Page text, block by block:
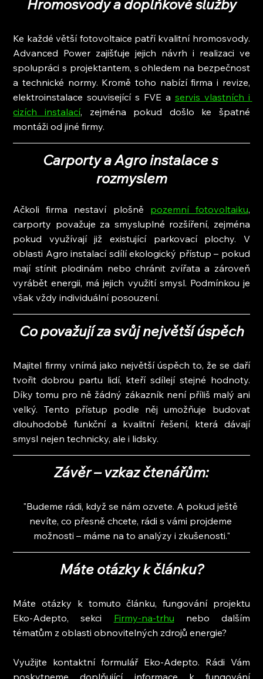
Hromosvody a doplňkové služby
Ke každé větší fotovoltaice patří kvalitní hromosvody.
Advanced Power zajišťuje jejich návrh i realizaci ve
spolupráci s projektantem, s ohledem na bezpečnost
a technické normy. Kromě toho nabízí firma i revize,
elektroinstalace související s FVE a servis vlastních i
cizích instalací, zejména pokud došlo ke špatné
montáži od jiné firmy.
Carporty a Agro instalace s
rozmyslem
Ačkoli firma nestaví plošně pozemní fotovoltaiku,
carporty považuje za smysluplné rozšíření, zejména
pokud využívají již existující parkovací plochy. V
oblasti Agro instalací sdílí ekologický přístup – pokud
mají stínit plodinám nebo chránit zvířata a zároveň
vyrábět energii, má jejich využití smysl. Podmínkou je
však vždy individuální posouzení.
Co považují za svůj největší úspěch
Majitel firmy vnímá jako největší úspěch to, že se daří
tvořit dobrou partu lidí, kteří sdílejí stejné hodnoty.
Díky tomu pro ně žádný zákazník není příliš malý ani
velký. Tento přístup podle něj umožňuje budovat
dlouhodobě funkční a kvalitní řešení, která dávají
smysl nejen technicky, ale i lidsky.
Závěr – vzkaz čtenářům:
"Budeme rádi, když se nám ozvete. A pokud ještě
nevíte, co přesně chcete, rádi s vámi projdeme
možnosti – máme na to analýzy i zkušenosti."
Máte otázky k článku?
Máte otázky k tomuto článku, fungování projektu
Eko-Adepto, sekci
Firmy-na-trhu
nebo dalším
tématům z oblasti obnovitelných zdrojů energie?
Využijte kontaktní formulář Eko-Adepto. Rádi Vám
poskytneme doplňující informace k fungování